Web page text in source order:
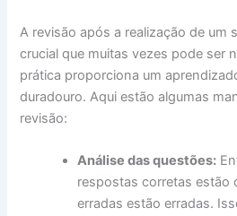
A revisão após a realização de um
crucial que muitas vezes pode ser
prática proporciona um
duradouro. Aqui estão algumas
revisão:
Análise das questões:
respostas corretas estão
erradas estão erradas.